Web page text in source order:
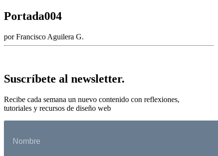
Portada004
por Francisco Aguilera G.
Suscríbete al newsletter.
Recibe cada semana un nuevo contenido con reflexiones,
tutoriales y recursos de diseño web